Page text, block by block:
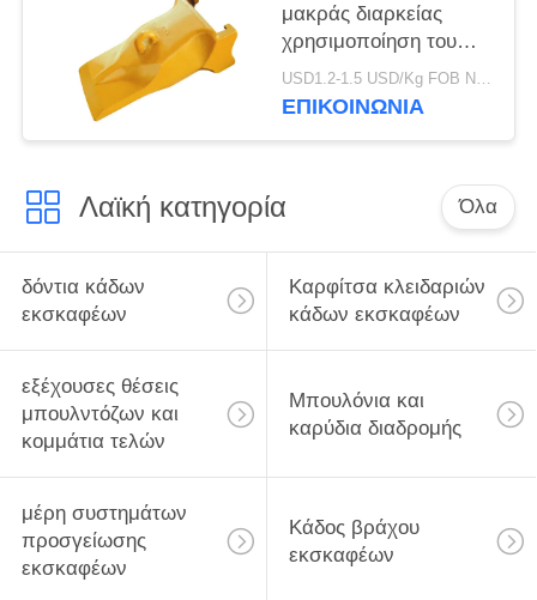
μακράς διαρκείας
χρησιμοποίηση του
Teet V69SYL κάδων
εκσκαφέων
USD1.2-1.5 USD/Kg FOB Ningbo MOQ:2 Τόνων
ΕΠΙΚΟΙΝΩΝΙΑ
Λαϊκή κατηγορία Όλα
δόντια κάδων
εκσκαφέων
Καρφίτσα κλειδαριών
κάδων εκσκαφέων
εξέχουσες θέσεις
μπουλντόζων και
κομμάτια τελών
Μπουλόνια και
καρύδια διαδρομής
μέρη συστημάτων
προσγείωσης
εκσκαφέων
Κάδος βράχου
εκσκαφέων